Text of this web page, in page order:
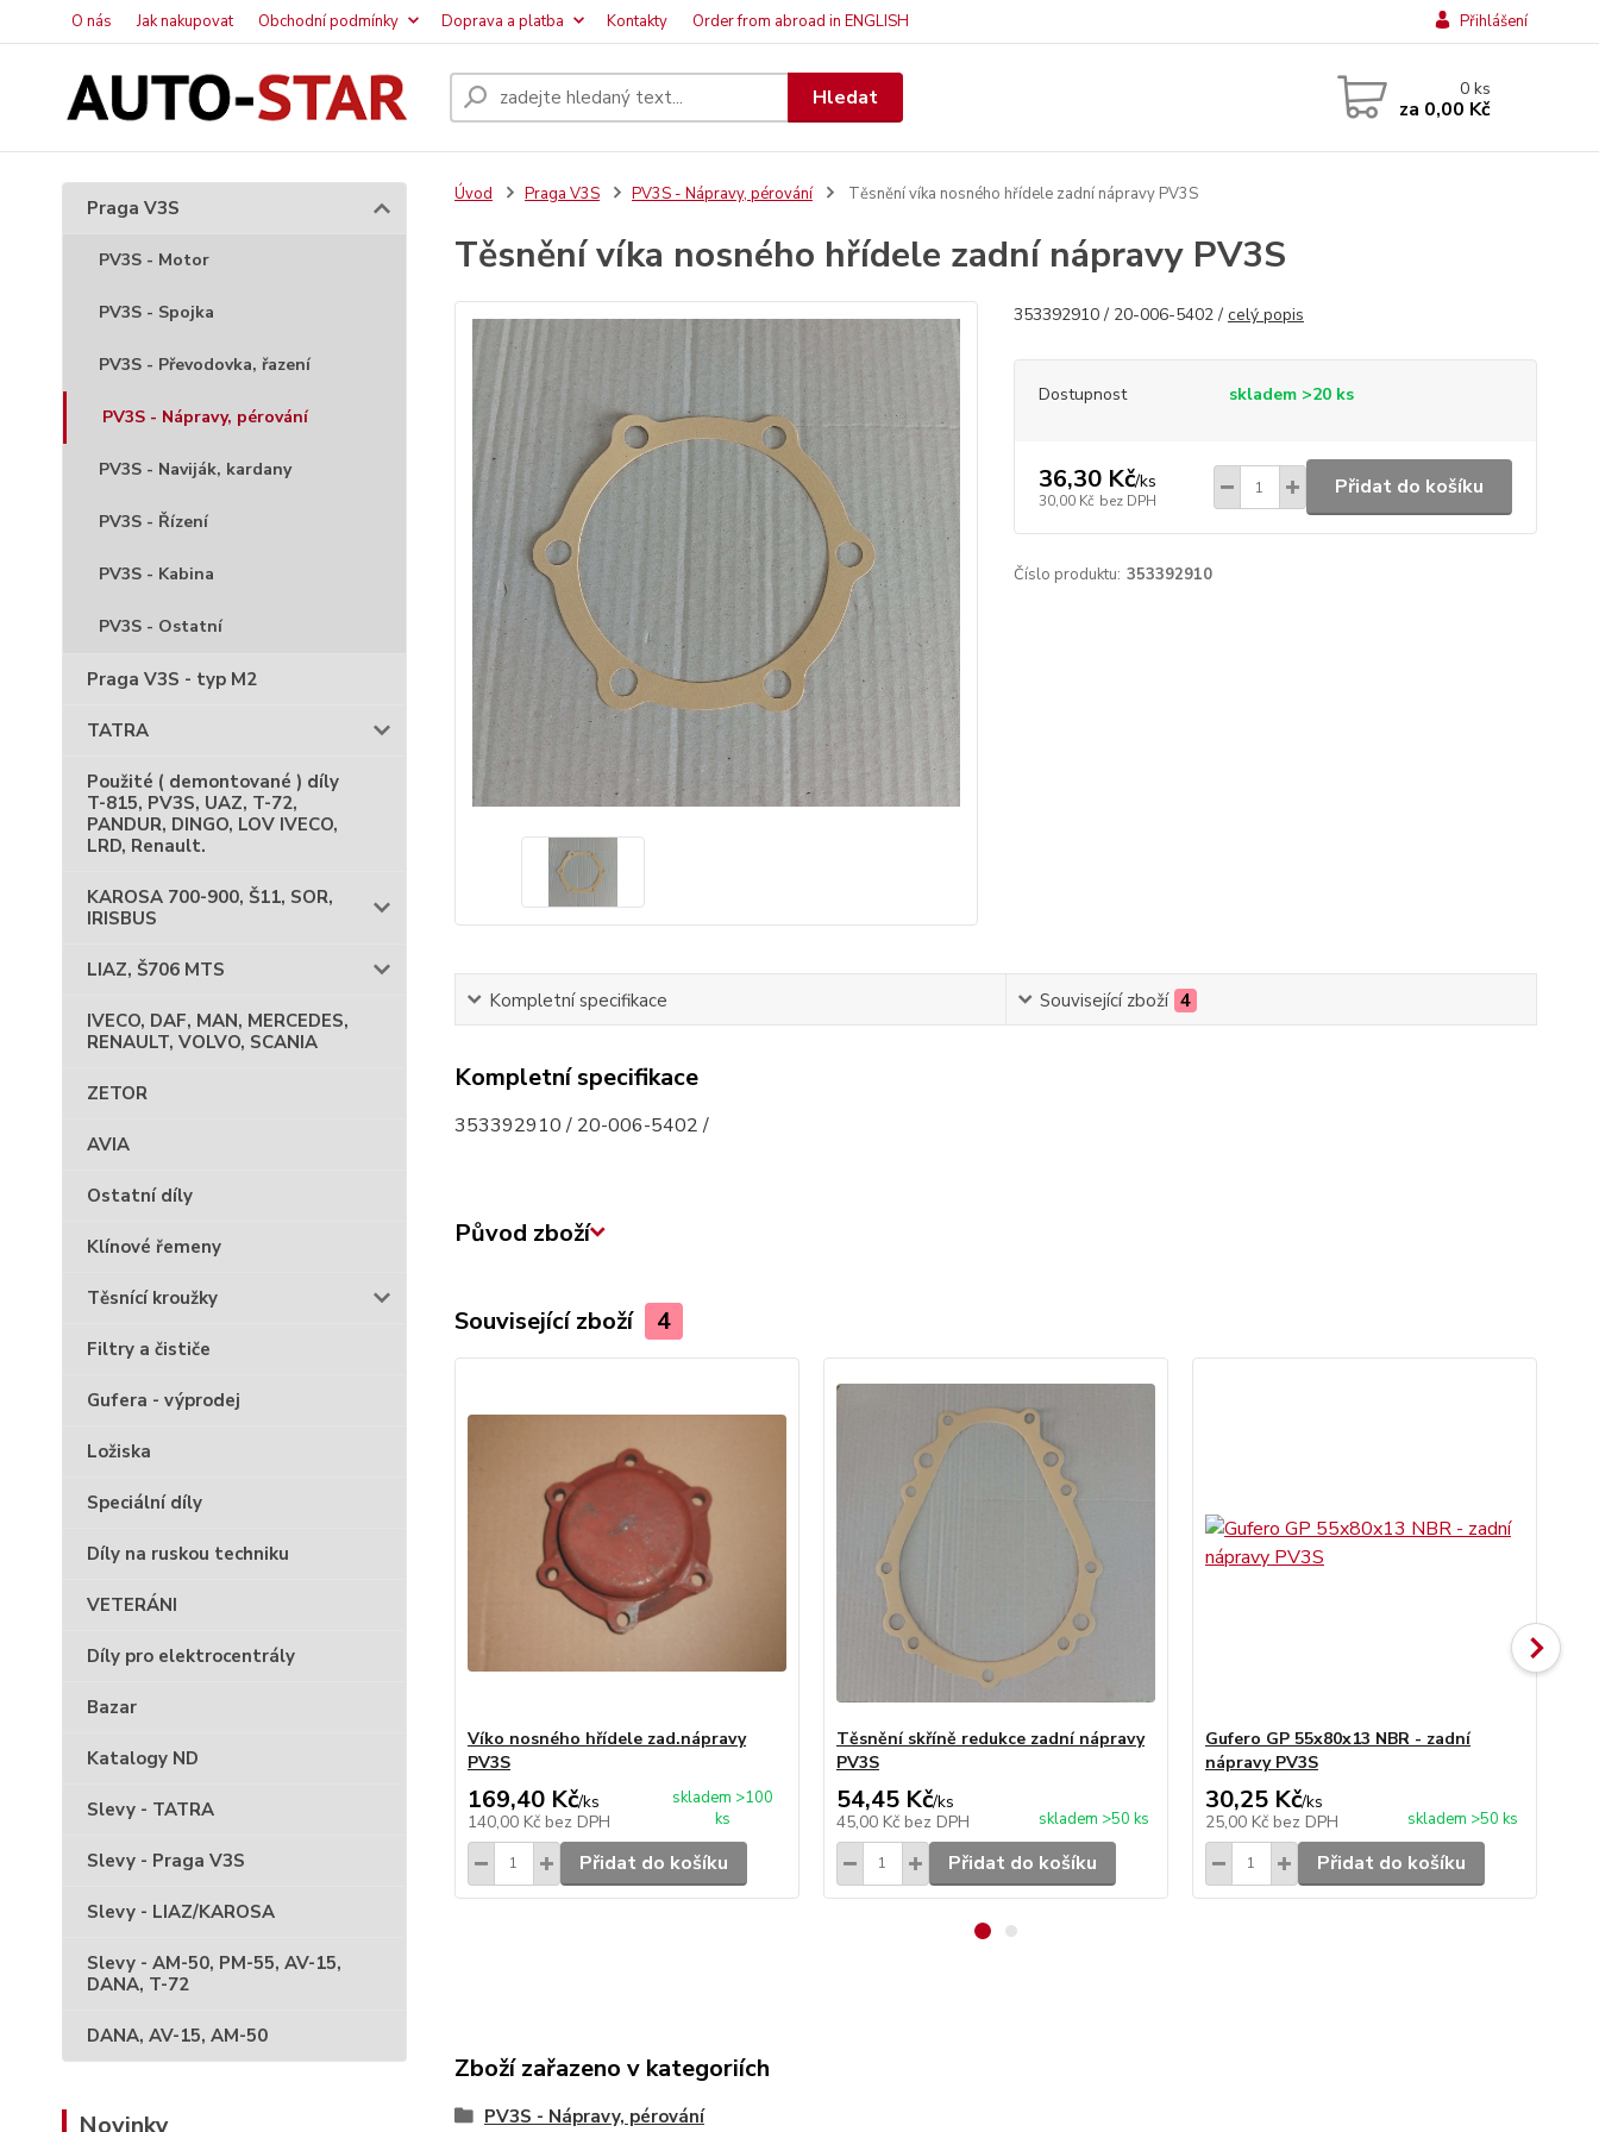
O nás Jak nakupovat Obchodní podmínky Doprava a platba Kontakty Order from abroad in ENGLISH Přihlášení
Hledat 0ks
za 0,00 Kč
Praga V3S
PV3S - Motor
PV3S - Spojka
PV3S - Převodovka, řazení
PV3S - Nápravy, pérování
PV3S - Naviják, kardany
PV3S - Řízení
PV3S - Kabina
PV3S - Ostatní
Praga V3S - typ M2
TATRA
Použité ( demontované ) díly
T-815, PV3S, UAZ, T-72,
PANDUR, DINGO, LOV IVECO,
LRD, Renault.
KAROSA 700-900, Š11, SOR,
IRISBUS
LIAZ, Š706 MTS
IVECO, DAF, MAN, MERCEDES,
RENAULT, VOLVO, SCANIA
ZETOR
AVIA
Ostatní díly
Klínové řemeny
Těsnící kroužky
Filtry a čističe
Gufera - výprodej
Ložiska
Speciální díly
Díly na ruskou techniku
VETERÁNI
Díly pro elektrocentrály
Bazar
Katalogy ND
Slevy - TATRA
Slevy - Praga V3S
Slevy - LIAZ/KAROSA
Slevy - AM-50, PM-55, AV-15,
DANA, T-72
DANA, AV-15, AM-50
Novinky
Úvod Praga V3S PV3S - Nápravy, pérování Těsnění víka nosného hřídele zadní nápravy PV3S
Těsnění víka nosného hřídele zadní nápravy PV3S
353392910 / 20-006-5402 / celý popis
Dostupnost skladem >20 ks
36,30 Kč/ks
30,00 Kč bez DPH
Přidat do košíku
Číslo produktu: 353392910
Kompletní specifikace Související zboží 4
Kompletní specifikace
353392910 / 20-006-5402 /
Původ zboží
Související zboží 4
Víko nosného hřídele zad.nápravy
PV3S
169,40 Kč/ks
140,00 Kč bez DPH
skladem >100
ks
Přidat do košíku
Těsnění skříně redukce zadní nápravy
PV3S
54,45 Kč/ks
45,00 Kč bez DPH skladem >50 ks
Přidat do košíku
Gufero GP 55x80x13 NBR - zadní
nápravy PV3S
30,25 Kč/ks
25,00 Kč bez DPH skladem >50 ks
Přidat do košíku
Zboží zařazeno v kategoriích
PV3S - Nápravy, pérování